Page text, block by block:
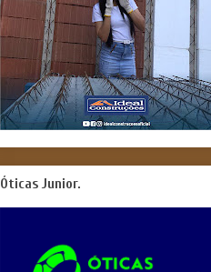
Óticas Junior.